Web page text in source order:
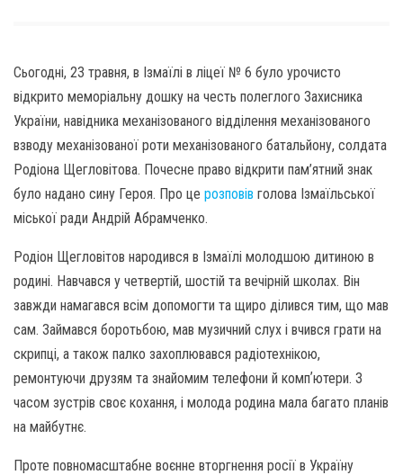
Сьогодні, 23 травня, в Ізмаїлі в ліцеї № 6 було урочисто
відкрито меморіальну дошку на честь полеглого Захисника
України, навідника механізованого відділення механізованого
взводу механізованої роти механізованого батальйону, солдата
Родіона Щегловітова. Почесне право відкрити пам’ятний знак
було надано сину Героя. Про це розповів голова Ізмаїльської
міської ради Андрій Абрамченко.
Родіон Щегловітов народився в Ізмаїлі молодшою дитиною в
родині. Навчався у четвертій, шостій та вечірній школах. Він
завжди намагався всім допомогти та щиро ділився тим, що мав
сам. Займався боротьбою, мав музичний слух і вчився грати на
скрипці, а також палко захоплювався радіотехнікою,
ремонтуючи друзям та знайомим телефони й компʼютери. З
часом зустрів своє кохання, і молода родина мала багато планів
на майбутнє.
Проте повномасштабне воєнне вторгнення росії в Україну